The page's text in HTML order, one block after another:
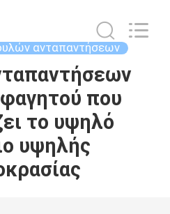
ανταπαντήσεων
που
το υψηλό
υψηλής